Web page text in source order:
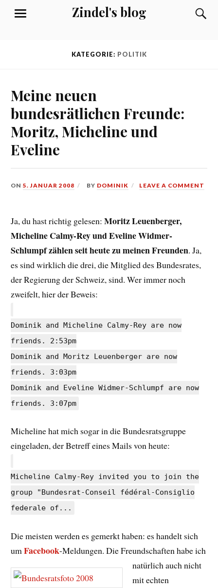
Zindel's blog
MENU
KATEGORIE: POLITIK
Meine neuen
bundesrätlichen Freunde:
Moritz, Micheline und
Eveline
ON5. JANUAR 2008 BY DOMINIK LEAVE A COMMENT
Ja, du hast richtig gelesen:Moritz Leuenberger,
Micheline Calmy-Rey und Eveline Widmer-
Schlumpf zählen seit heute zu meinen Freunden. Ja,
es sind wirklich die drei, die Mitglied des Bundesrates,
der Regierung der Schweiz, sind. Wer immer noch
zweifelt, hier der Beweis:
Dominik and Micheline Calmy-Rey are now
friends. 2:53pm
Dominik and Moritz Leuenberger are now
friends. 3:03pm
Dominik and Eveline Widmer-Schlumpf are now
friends. 3:07pm
Micheline hat mich sogar in die Bundesratsgruppe
eingeladen, der Betreff eines Mails von heute:
Micheline Calmy-Rey invited you to join the
group "Bundesrat-Conseil fédéral-Consiglio
federale of...
Die meisten werden es gemerkt haben: es handelt sich
umFacebook-Meldungen.Die Freundschaften habe ich
natürlich auch nicht
mit echten